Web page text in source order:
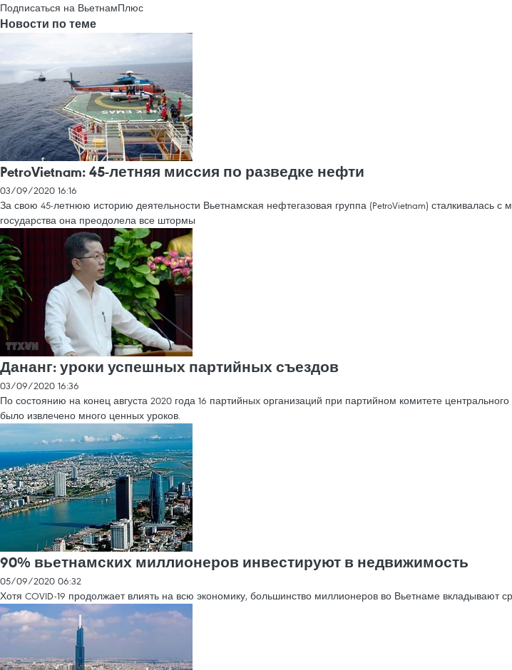
Подписаться на ВьетнамПлюс
Новости по теме
PetroVietnam: 45-летняя миссия по разведке нефти
03/09/2020 16:16
За свою 45-летнюю историю деятельности Вьетнамская нефтегазовая группа (PetroVietnam)
государства она преодолела все штормы
Дананг: уроки успешных партийных съездов
03/09/2020 16:36
По состоянию на конец августа 2020 года 16 партийных организаций при партийном комитете
было извлечено много ценных уроков.
90% вьетнамских миллионеров инвестируют в недвижимость
05/09/2020 06:32
Хотя COVID-19 продолжает влиять на всю экономику, большинство миллионеров во Вьетнаме вкладывают